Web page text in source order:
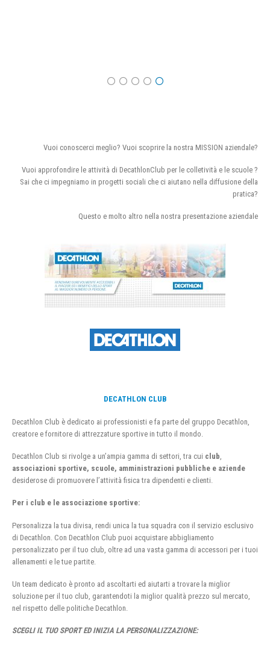
Vuoi conoscerci meglio? Vuoi scoprire la nostra MISSION aziendale?
Vuoi approfondire le attività di DecathlonClub per le colletività e le scuole ?
Sai che ci impegniamo in progetti sociali che ci aiutano nella diffusione della
pratica?
Questo e molto altro nella nostra presentazione aziendale
DECATHLON CLUB
Decathlon Club è dedicato ai professionisti e fa parte del gruppo Decathlon,
creatore e fornitore di attrezzature sportive in tutto il mondo.
Decathlon Club si rivolge a un’ampia gamma di settori, tra cui club
associazioni sportive, scuole, amministrazioni pubbliche e aziende
desiderose di promuovere l’attività fisica tra dipendenti e clienti.
Per i club e le associazione sportive:
Personalizza la tua divisa, rendi unica la tua squadra con il servizio esclusivo
di Decathlon. Con Decathlon Club puoi acquistare abbigliamento
personalizzato per il tuo club, oltre ad una vasta gamma di accessori per i tuoi
allenamenti e le tue partite.
Un team dedicato è pronto ad ascoltarti ed aiutarti a trovare la miglior
soluzione per il tuo club, garantendoti la miglior qualità prezzo sul mercato,
nel rispetto delle politiche Decathlon.
SCEGLI IL TUO SPORT ED INIZIA LA PERSONALIZZAZIONE: